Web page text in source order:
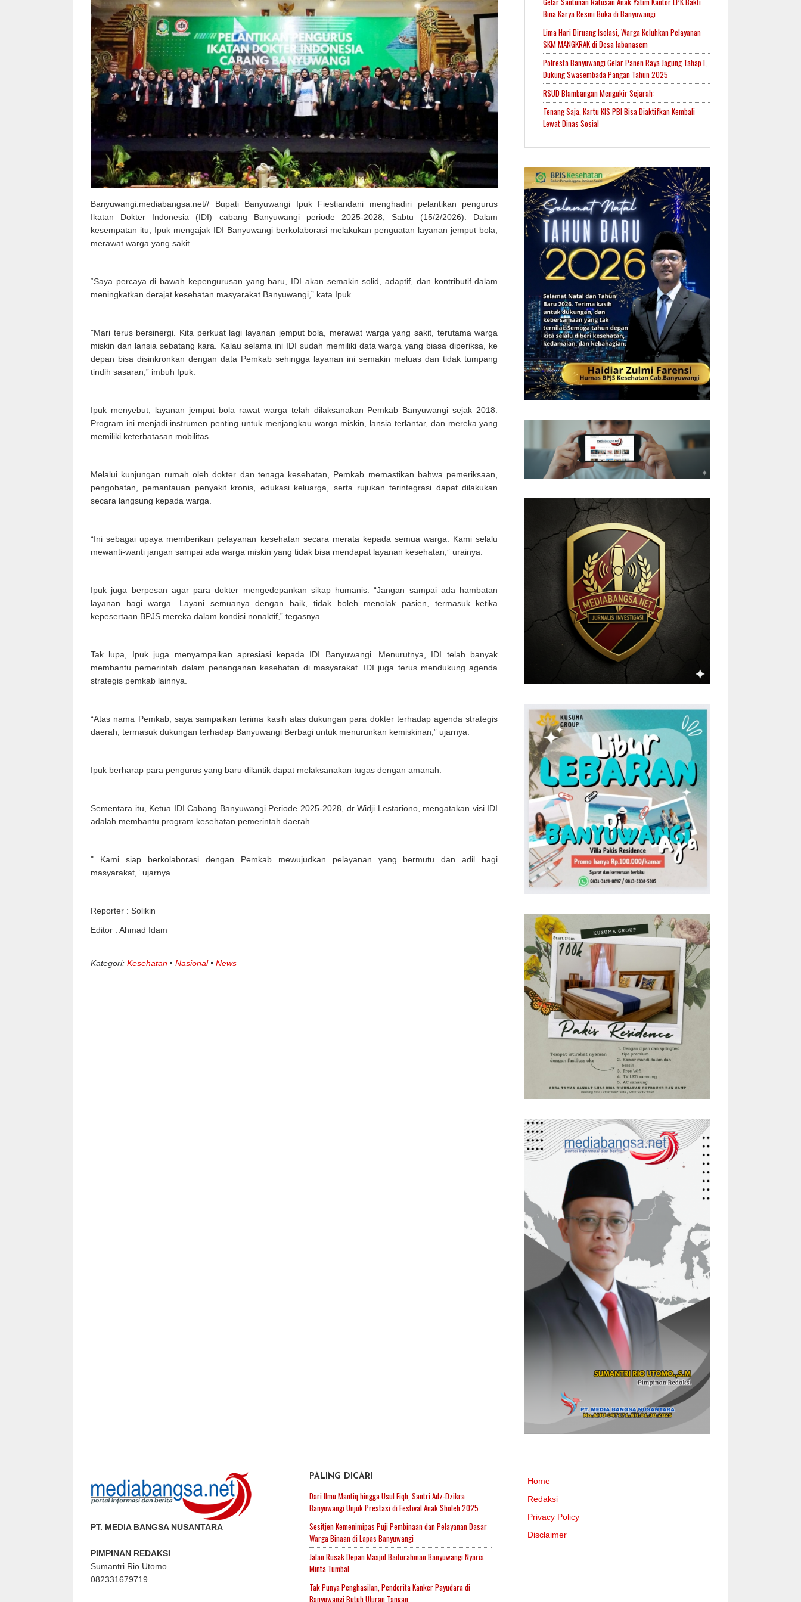
Banyuwangi.mediabangsa.net// Bupati Banyuwangi Ipuk Fiestiandani menghadiri pelantikan pengurus
Ikatan Dokter Indonesia (IDI) cabang Banyuwangi periode 2025-2028, Sabtu (15/2/2026). Dalam
kesempatan itu, Ipuk mengajak IDI Banyuwangi berkolaborasi melakukan penguatan layanan jemput bola,
merawat warga yang sakit.
“Saya percaya di bawah kepengurusan yang baru, IDI akan semakin solid, adaptif, dan kontributif dalam
meningkatkan derajat kesehatan masyarakat Banyuwangi,” kata Ipuk.
"Mari terus bersinergi. Kita perkuat lagi layanan jemput bola, merawat warga yang sakit, terutama warga
miskin dan lansia sebatang kara. Kalau selama ini IDI sudah memiliki data warga yang biasa diperiksa, ke
depan bisa disinkronkan dengan data Pemkab sehingga layanan ini semakin meluas dan tidak tumpang
tindih sasaran,” imbuh Ipuk.
Ipuk menyebut, layanan jemput bola rawat warga telah dilaksanakan Pemkab Banyuwangi sejak 2018.
Program ini menjadi instrumen penting untuk menjangkau warga miskin, lansia terlantar, dan mereka yang
memiliki keterbatasan mobilitas.
Melalui kunjungan rumah oleh dokter dan tenaga kesehatan, Pemkab memastikan bahwa pemeriksaan,
pengobatan, pemantauan penyakit kronis, edukasi keluarga, serta rujukan terintegrasi dapat dilakukan
secara langsung kepada warga.
“Ini sebagai upaya memberikan pelayanan kesehatan secara merata kepada semua warga. Kami selalu
mewanti-wanti jangan sampai ada warga miskin yang tidak bisa mendapat layanan kesehatan,” urainya.
Ipuk juga berpesan agar para dokter mengedepankan sikap humanis. “Jangan sampai ada hambatan
layanan bagi warga. Layani semuanya dengan baik, tidak boleh menolak pasien, termasuk ketika
kepesertaan BPJS mereka dalam kondisi nonaktif,” tegasnya.
Tak lupa, Ipuk juga menyampaikan apresiasi kepada IDI Banyuwangi. Menurutnya, IDI telah banyak
membantu pemerintah dalam penanganan kesehatan di masyarakat. IDI juga terus mendukung agenda
strategis pemkab lainnya.
“Atas nama Pemkab, saya sampaikan terima kasih atas dukungan para dokter terhadap agenda strategis
daerah, termasuk dukungan terhadap Banyuwangi Berbagi untuk menurunkan kemiskinan,” ujarnya.
Ipuk berharap para pengurus yang baru dilantik dapat melaksanakan tugas dengan amanah.
Sementara itu, Ketua IDI Cabang Banyuwangi Periode 2025-2028, dr Widji Lestariono, mengatakan visi IDI
adalah membantu program kesehatan pemerintah daerah.
" Kami siap berkolaborasi dengan Pemkab mewujudkan pelayanan yang bermutu dan adil bagi
masyarakat,” ujarnya.
Reporter : Solikin
Editor : Ahmad Idam
Kategori: Kesehatan Nasional News
Bina Karya Resmi Buka di Banyuwangi
Lima Hari Diruang Isolasi, Warga Keluhkan Pelayanan
SKM MANGKRAK di Desa labanasem
Polresta Banyuwangi Gelar Panen Raya Jagung Tahap I,
Dukung Swasembada Pangan Tahun 2025
RSUD Blambangan Mengukir Sejarah:
Tenang Saja, Kartu KIS PBI Bisa Diaktifkan Kembali
Lewat Dinas Sosial
PT. MEDIA BANGSA NUSANTARA
PIMPINAN REDAKSI
Sumantri Rio Utomo
082331679719
PALING DICARI
Dari Ilmu Mantiq hingga Usul Fiqh, Santri Adz-Dzikra
Banyuwangi Unjuk Prestasi di Festival Anak Sholeh 2025
Sesitjen Kemenimipas Puji Pembinaan dan Pelayanan Dasar
Warga Binaan di Lapas Banyuwangi
Jalan Rusak Depan Masjid Baiturahman Banyuwangi Nyaris
Minta Tumbal
Tak Punya Penghasilan, Penderita Kanker Payudara di
Banyuwangi Butuh Uluran Tangan.
Home
Redaksi
Privacy Policy
Disclaimer